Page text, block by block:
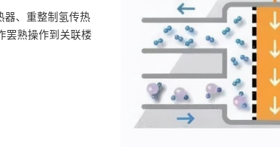
器、重整制氢传热
罢熟操作到关联楼